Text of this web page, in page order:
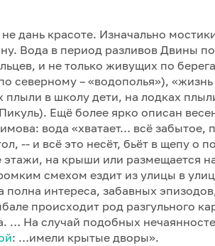
дань красоте. Изначально
Вода в период разливов Двины
и не только живущих по
северному – «водополья»),
в школу дети, на лодках
Ещё более ярко описан
вода «хватает… всё забытое,
-- и всё это несёт, бьёт в щепу о
этажи, на крыши или размещается
смехом ездит из улицы в
полна интереса, забавных
происходит род разгульного
… На случай подобных
: …имели крытые дворы».